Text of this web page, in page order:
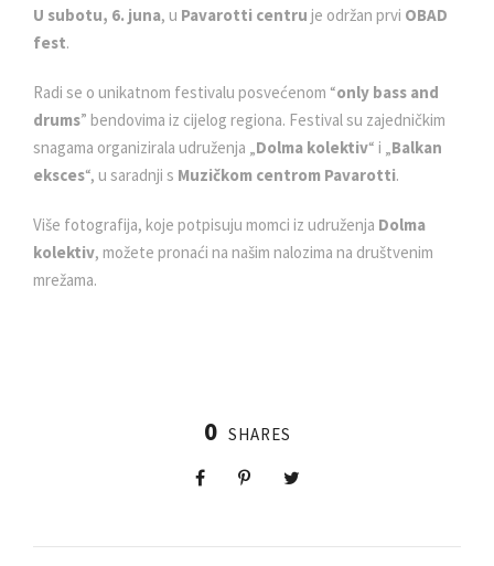
U subotu, 6. juna, u Pavarotti centru je održan prvi OBAD
fest.
Radi se o unikatnom festivalu posvećenom “only bass and
drums” bendovima iz cijelog regiona. Festival su zajedničkim
snagama organizirala udruženja „ Dolma kolektiv“ i „ Balkan
eksces“, u saradnji s Muzičkom centrom Pavarotti.
Više fotografija, koje potpisuju momci iz udruženja Dolma
kolektiv, možete pronaći na našim nalozima na društvenim
mrežama.
0 SHARES